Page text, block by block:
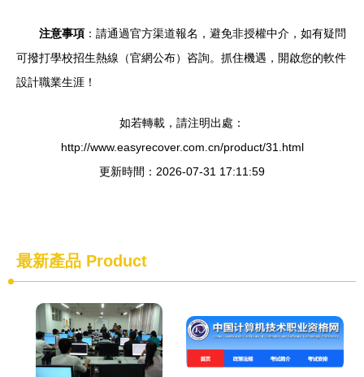
注意事項 ：請通過官方渠道報名，避免非授權中介，如有疑問
可撥打學校招生熱線（官網公布）咨詢。抓住機遇，開啟您的軟件
設計職業生涯！
如若轉載，請注明出處：
http://www.easyrecover.com.cn/product/31.html
更新時間：2026-07-31 17:11:59
最新產品 Product